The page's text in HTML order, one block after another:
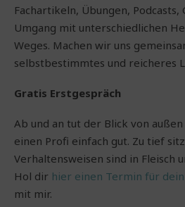
Fachartikeln, Übungen,
Umgang mit unterschiedlichen
Weges. Machen wir uns
selbstbestimmtes und reicheres
Gratis Erstgespräch
Ab und an tut der Blick von
einen Profi einfach gut. Zu tief
Verhaltensweisen sind in Fleisch
Hol dir hier einen Termin für
mit mir.